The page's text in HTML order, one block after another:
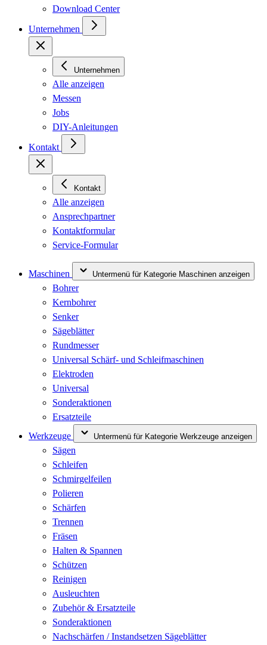
Download Center
Unternehmen
Unternehmen
Alle anzeigen
Messen
Jobs
DIY-Anleitungen
Kontakt
Kontakt
Alle anzeigen
Ansprechpartner
Kontaktformular
Service-Formular
Maschinen Untermenü für Kategorie Maschinen anzeigen
Bohrer
Kernbohrer
Senker
Sägeblätter
Rundmesser
Universal Schärf- und Schleifmaschinen
Elektroden
Universal
Sonderaktionen
Ersatzteile
Werkzeuge
Untermenü für Kategorie Werkzeuge anzeigen
Sägen
Schleifen
Schmirgelfeilen
Polieren
Schärfen
Trennen
Fräsen
Halten & Spannen
Schützen
Reinigen
Ausleuchten
Zubehör & Ersatzteile
Sonderaktionen
Nachschärfen / Instandsetzen Sägeblätter